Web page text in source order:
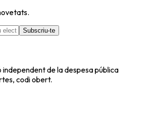
Subscriu-te
de la despesa pública
codi obert.